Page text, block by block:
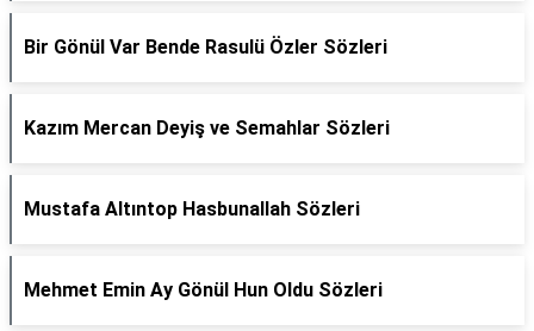
Bir Gönül Var Bende Rasulü Özler Sözleri
Kazım Mercan Deyiş ve Semahlar Sözleri
Mustafa Altıntop Hasbunallah Sözleri
Mehmet Emin Ay Gönül Hun Oldu Sözleri